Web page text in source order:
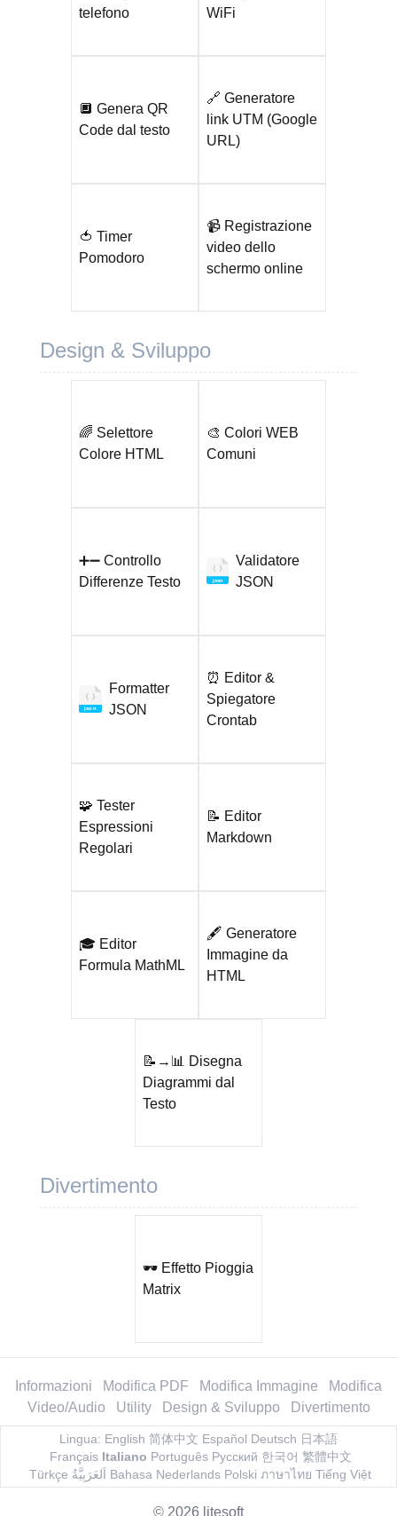
telefono
WiFi
🔲 Genera QR
Code dal testo
🔗 Generatore
link UTM (Google
URL)
🍅 Timer
Pomodoro
📹 Registrazione
video dello
schermo online
Design & Sviluppo
🌈 Selettore
Colore HTML
🎨 Colori WEB
Comuni
➕➖ Controllo
Differenze Testo
json
Validatore
JSON
json
Formatter
JSON
⏰ Editor &
Spiegatore
Crontab
🧩 Tester
Espressioni
Regolari
📝 Editor
Markdown
🎓 Editor
Formula MathML
🖋️ Generatore
Immagine da
HTML
📝→📊 Disegna
Diagrammi dal
Testo
Divertimento
🕶 Effetto Pioggia
Matrix
Informazioni Modifica PDF Modifica Immagine
Modifica
Video/Audio
Utility Design & Sviluppo Divertimento
Lingua: English 简体中文 Español Deutsch 日本語
Français Italiano Português Русский 한국어 繁體中文
Türkçe اَلعَرَبِيَّةُ Bahasa Nederlands Polski ภาษาไทย Tiếng Việt
© 2026 litesoft